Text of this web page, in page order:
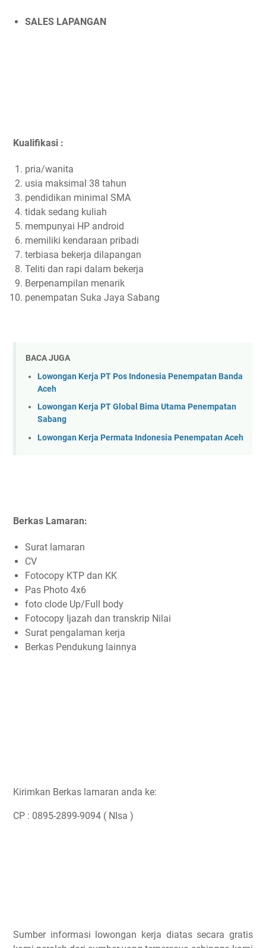
SALES LAPANGAN
Kualifikasi :
pria/wanita
usia maksimal 38 tahun
pendidikan minimal SMA
tidak sedang kuliah
mempunyai HP android
memiliki kendaraan pribadi
terbiasa bekerja dilapangan
Teliti dan rapi dalam bekerja
Berpenampilan menarik
penempatan Suka Jaya Sabang
BACA JUGA
Lowongan Kerja PT Pos Indonesia Penempatan Banda
Aceh
Lowongan Kerja PT Global Bima Utama Penempatan
Sabang
Lowongan Kerja Permata Indonesia Penempatan Aceh
Berkas Lamaran:
Surat lamaran
CV
Fotocopy KTP dan KK
Pas Photo 4x6
foto clode Up/Full body
Fotocopy Ijazah dan transkrip Nilai
Surat pengalaman kerja
Berkas Pendukung lainnya
Kirimkan Berkas lamaran anda ke:
CP : 0895-2899-9094 ( NIsa )
Sumber informasi lowongan kerja diatas secara gratis